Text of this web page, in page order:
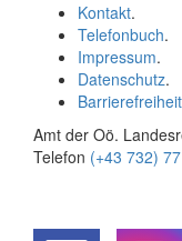
Kontakt.
Telefonbuch.
Impressum.
Datenschutz.
Barrierefreiheit
Amt der Oö.
Telefon (+43 732)